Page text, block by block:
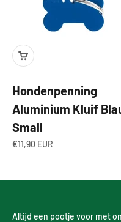
Hondenpenning
Aluminium Kluif
Small
Aanbiedingsprijs
€11,90 EUR
Altijd een pootje voor met